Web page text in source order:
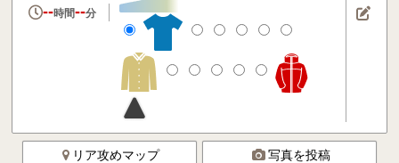
--時間--分
リア攻めマップ 写真を投稿